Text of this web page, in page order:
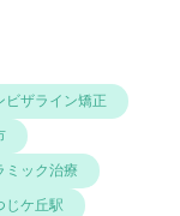
ビザライン矯正
ミック治療
じケ丘駅